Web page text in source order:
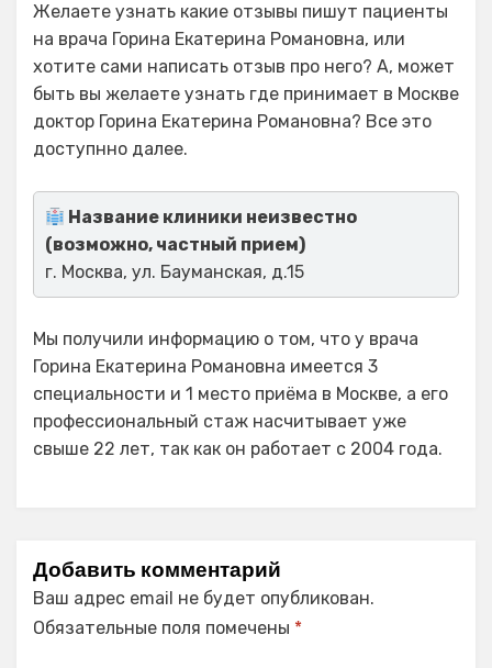
Желаете узнать какие отзывы пишут пациенты
на врача Горина Екатерина Романовна, или
хотите сами написать отзыв про него? А, может
быть вы желаете узнать где принимает в Москве
доктор Горина Екатерина Романовна? Все это
доступнно далее.
Название клиники неизвестно
(возможно, частный прием)
г. Москва, ул. Бауманская, д.15
Мы получили информацию о том, что у врача
Горина Екатерина Романовна имеется 3
специальности и 1 место приёма в Москве, а его
профессиональный стаж насчитывает уже
свыше 22 лет, так как он работает с 2004 года.
Добавить комментарий
Ваш адрес email не будет опубликован.
Обязательные поля помечены *